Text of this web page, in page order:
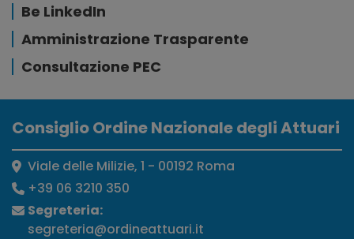
Be LinkedIn
Amministrazione Trasparente
Consultazione PEC
Consiglio Ordine Nazionale degli Attuari
Viale delle Milizie, 1 - 00192 Roma
+39 06 3210 350
Segreteria:
segreteria@ordineattuari.it